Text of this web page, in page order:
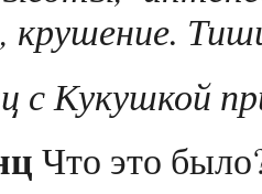
крушение.
с Кукушкой
Что это